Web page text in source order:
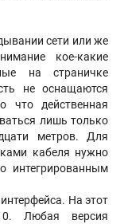
сети или же
кое-какие
на страничке
не оснащаются
что действенная
лишь только
метров. Для
кабеля нужно
интегрированным
На этот
Любая версия